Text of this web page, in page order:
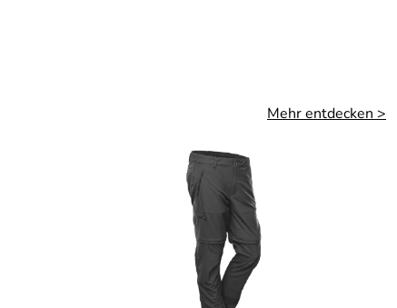
Mehr entdecken >